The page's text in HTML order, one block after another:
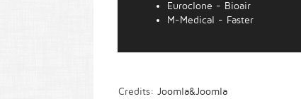
Euroclone - Bioair
M-Medical - Faster
Credits: Joomla&Joomla